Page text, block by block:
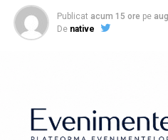
URMATORUL
Ce mesaj le transmite Liviu
Capitala24
Publicat acum 15 ore pe
De native